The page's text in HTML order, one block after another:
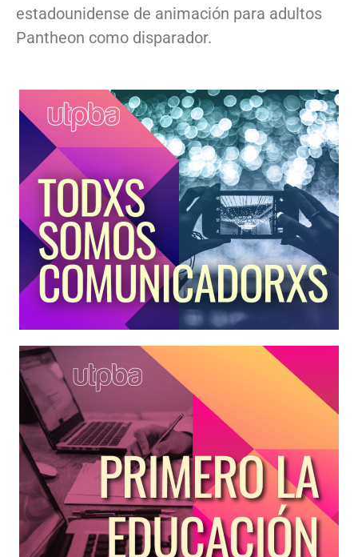
estadounidense de animación para adultos
Pantheon como disparador.